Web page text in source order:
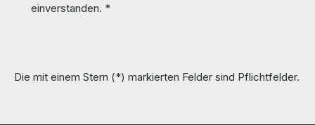
einverstanden. *
Die mit einem Stern (*) markierten Felder sind Pflichtfelder.